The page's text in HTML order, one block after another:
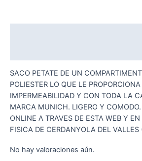
SACO PETATE DE UN
POLIESTER LO QUE LE
IMPERMEABILIDAD Y CON TODA LA
MARCA MUNICH. LIGERO Y
ONLINE A TRAVES DE ESTA WEB Y
FISICA DE CERDANYOLA DEL VALLES
No hay valoraciones aún.